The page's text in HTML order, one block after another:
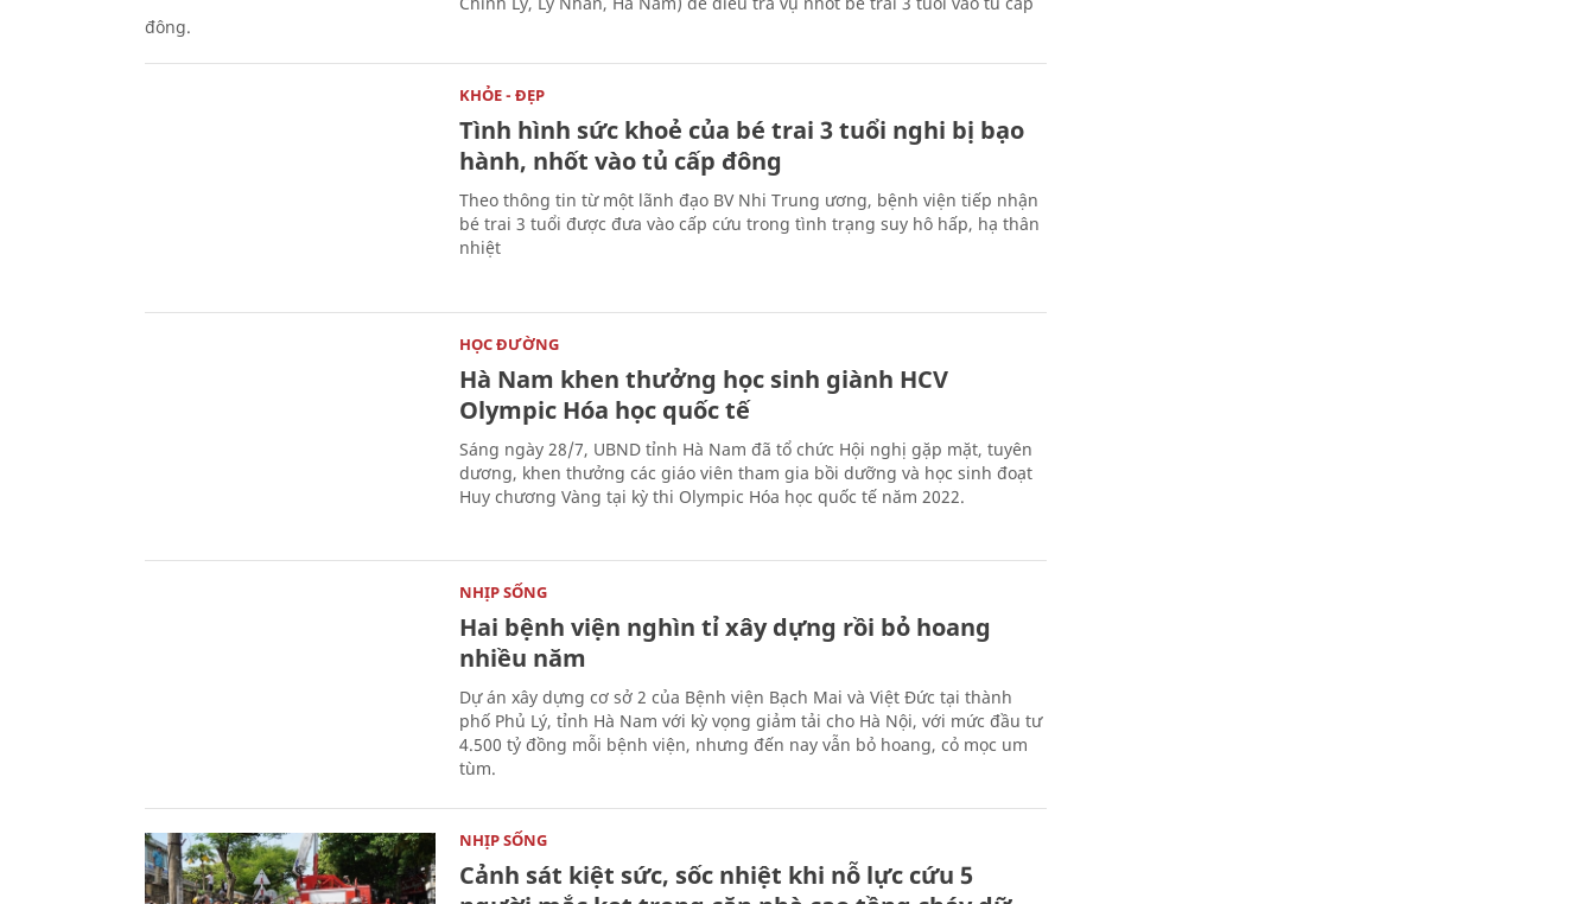
đông.
KHỎE - ĐẸP
Tình hình sức khoẻ của bé trai 3 tuổi nghi bị bạo
hành, nhốt vào tủ cấp đông
Theo thông tin từ một lãnh đạo BV Nhi Trung ương, bệnh viện tiếp nhận
bé trai 3 tuổi được đưa vào cấp cứu trong tình trạng suy hô hấp, hạ thân
nhiệt
HỌC ĐƯỜNG
Hà Nam khen thưởng học sinh giành HCV
Olympic Hóa học quốc tế
Sáng ngày 28/7, UBND tỉnh Hà Nam đã tổ chức Hội nghị gặp mặt, tuyên
dương, khen thưởng các giáo viên tham gia bồi dưỡng và học sinh đoạt
Huy chương Vàng tại kỳ thi Olympic Hóa học quốc tế năm 2022.
NHỊP SỐNG
Hai bệnh viện nghìn tỉ xây dựng rồi bỏ hoang
nhiều năm
Dự án xây dựng cơ sở 2 của Bệnh viện Bạch Mai và Việt Đức tại thành
phố Phủ Lý, tỉnh Hà Nam với kỳ vọng giảm tải cho Hà Nội, với mức đầu tư
4.500 tỷ đồng mỗi bệnh viện, nhưng đến nay vẫn bỏ hoang, cỏ mọc um
tùm.
NHỊP SỐNG
Cảnh sát kiệt sức, sốc nhiệt khi nỗ lực cứu 5